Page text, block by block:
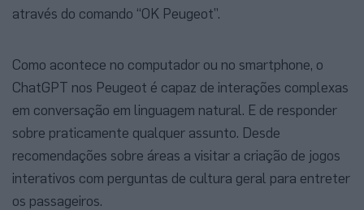
através do comando “OK Peugeot”.
Como acontece no computador ou no smartphone, o
ChatGPT nos Peugeot é capaz de interações complexas
em conversação em linguagem natural. E de responder
sobre praticamente qualquer assunto. Desde
recomendações sobre áreas a visitar a criação de jogos
interativos com perguntas de cultura geral para entreter
os passageiros.